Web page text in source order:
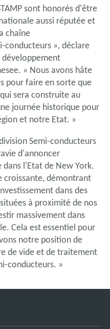
sont honorés d'être
aussi réputée et
chaîne
conducteurs », déclare
développement
« Nous avons hâte
pour faire en sorte que
sera construite au
journée historique pour
et notre Etat. »
Semi-conducteurs
d'annoncer
l'Etat de New York.
croissante, démontrant
dans des
à proximité de nos
massivement dans
Cela est essentiel pour
notre position de
de vide et de traitement
conducteurs. »